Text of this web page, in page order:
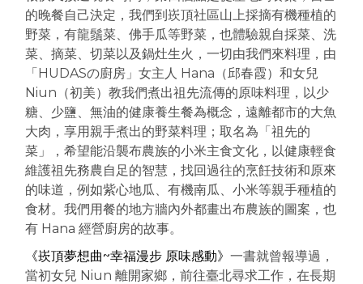
的晚餐自己決定，我們到崁頂社區山上採摘有機種植的
野菜，有龍鬚菜、佛手瓜等野菜，也體驗親自採菜、洗
菜、摘菜、切菜以及鍋灶生火，一切由我們來料理，由
「HUDASの廚房」女主人 Hana（邱春霞）和女兒
Niun（初美）教我們煮出祖先流傳的原味料理，以少
糖、少鹽、無油的健康養生餐為概念，遠離都市的大魚
大肉，享用親手煮出的野菜料理；取名為「祖先的
菜」，希望能沿襲布農族的小米主食文化，以健康輕食
維護祖先務農自足的智慧，找回過往的烹飪技術和原來
的味道，例如紫心地瓜、有機南瓜、小米等親手種植的
食材。我們用餐的地方牆內外都畫出布農族的圖案，也
有 Hana 經營廚房的故事。
《崁頂夢想曲~幸福漫步 原味感動》一書就曾報導過，
當初女兒 Niun 離開家鄉，前往臺北尋求工作，在長期